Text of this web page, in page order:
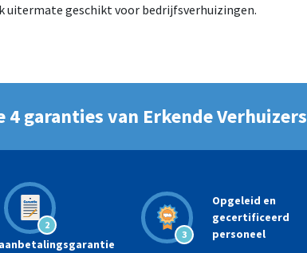
uitermate geschikt voor bedrijfsverhuizingen.
4 garanties van Erkende Verhuizers
2
3
Opgeleid en
gecertificeerd
personeel